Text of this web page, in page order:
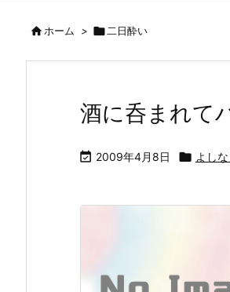
ホーム >  二日酔い
酒に呑まれて
 2009年4月8日  よし